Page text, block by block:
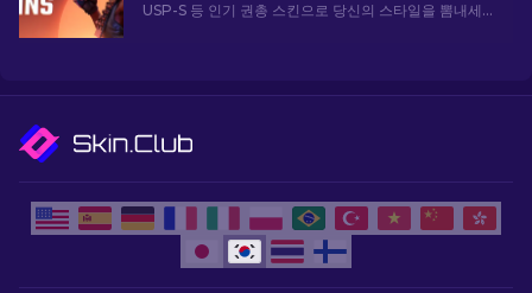
USP-S 등 인기 권총 스킨으로 당신의 스타일을 뽐내세